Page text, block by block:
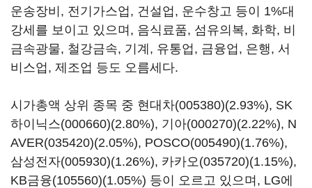
운송장비, 전기가스업, 건설업, 운수창고 등이 1%대
강세를 보이고 있으며, 음식료품, 섬유의복, 화학, 비
금속광물, 철강금속, 기계, 유통업, 금융업, 은행, 서
비스업, 제조업 등도 오름세다.
시가총액 상위 종목 중 현대차(005380)(2.93%), SK
하이닉스(000660)(2.80%), 기아(000270)(2.22%), N
AVER(035420)(2.05%), POSCO(005490)(1.76%),
삼성전자(005930)(1.26%), 카카오(035720)(1.15%),
KB금융(105560)(1.05%) 등이 오르고 있으며, LG에